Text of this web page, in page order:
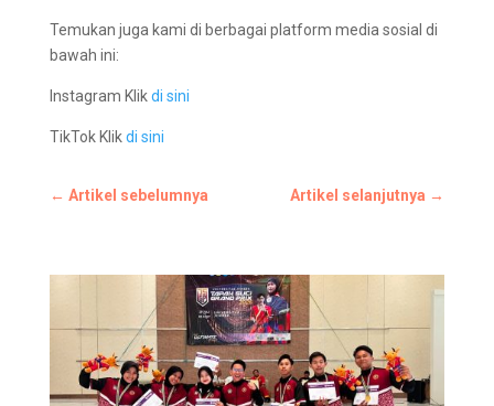
Temukan juga kami di berbagai platform media sosial di
bawah ini:
Instagram Klikdi sini
TikTok Klikdi sini
← Artikel sebelumnya Artikel selanjutnya →